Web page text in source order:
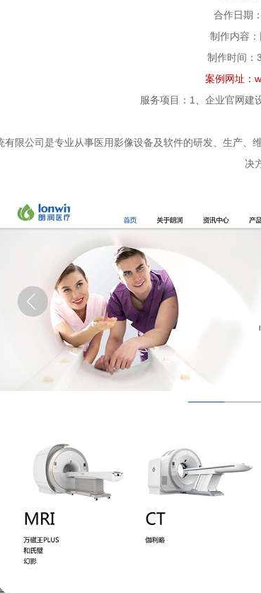
合作日期
制作内容
制作时间：
案例网址：
服务项目：1、企业官网建
有限公司是专业从事医用影像设备及软件的研发、生产
决